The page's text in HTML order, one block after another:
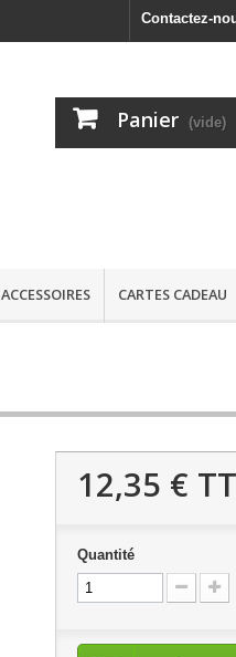
Contactez-
Panier (vide)
ACCESSOIRES CARTES CADEAU
12,35 €
Quantité